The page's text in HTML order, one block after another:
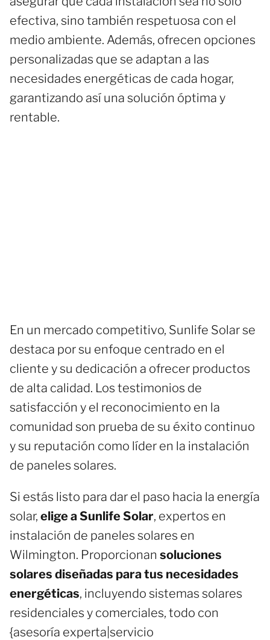
efectiva, sino también respetuosa con el
medio ambiente. Además, ofrecen opciones
personalizadas que se adaptan a las
necesidades energéticas de cada hogar,
garantizando así una solución óptima y
rentable.
En un mercado competitivo, Sunlife Solar se
destaca por su enfoque centrado en el
cliente y su dedicación a ofrecer productos
de alta calidad. Los testimonios de
satisfacción y el reconocimiento en la
comunidad son prueba de su éxito continuo
y su reputación como líder en la instalación
de paneles solares.
Si estás listo para dar el paso hacia la energía
solar, elige a Sunlife Solar, expertos en
instalación de paneles solares en
Wilmington. Proporcionan soluciones
solares diseñadas para tus necesidades
energéticas, incluyendo sistemas solares
residenciales y comerciales, todo con
{asesoría experta|servicio